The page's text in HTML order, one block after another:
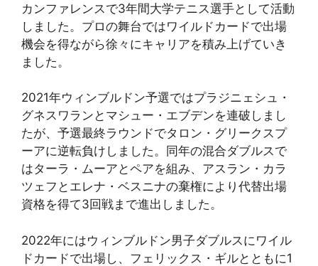
カンファレンスで3年間大学テニス選手として活動
しました。プロの舞台ではワイルドカードで出場
機会を得ながら徐々にキャリアを積み上げていき
ました。
2021年ウィンブルドン予選ではプラジニェシュ・
グネスワランとマシュー・エブデンを連破しまし
たが、予選最終ラウンドでタロン・グリークスプ
ーアに逆転負けしました。同年の混合ダブルスで
はターラ・ムーアとペアを組み、アスラン・カラ
ツェフとエレナ・ベスニナの棄権により代替出場
資格を得て3回戦まで進出しました。
2022年にはウィンブルドン男子ダブルスにワイル
ドカードで出場し、フェリックス・ギルとともに1